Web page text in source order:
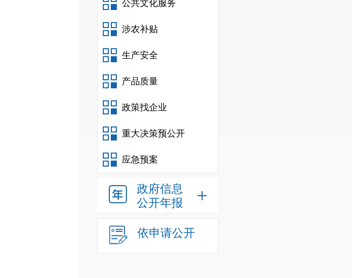
公共文化服务
涉农补贴
生产安全
产品质量
政策找企业
重大决策预公开
应急预案
政府信息
公开年报
依申请公开